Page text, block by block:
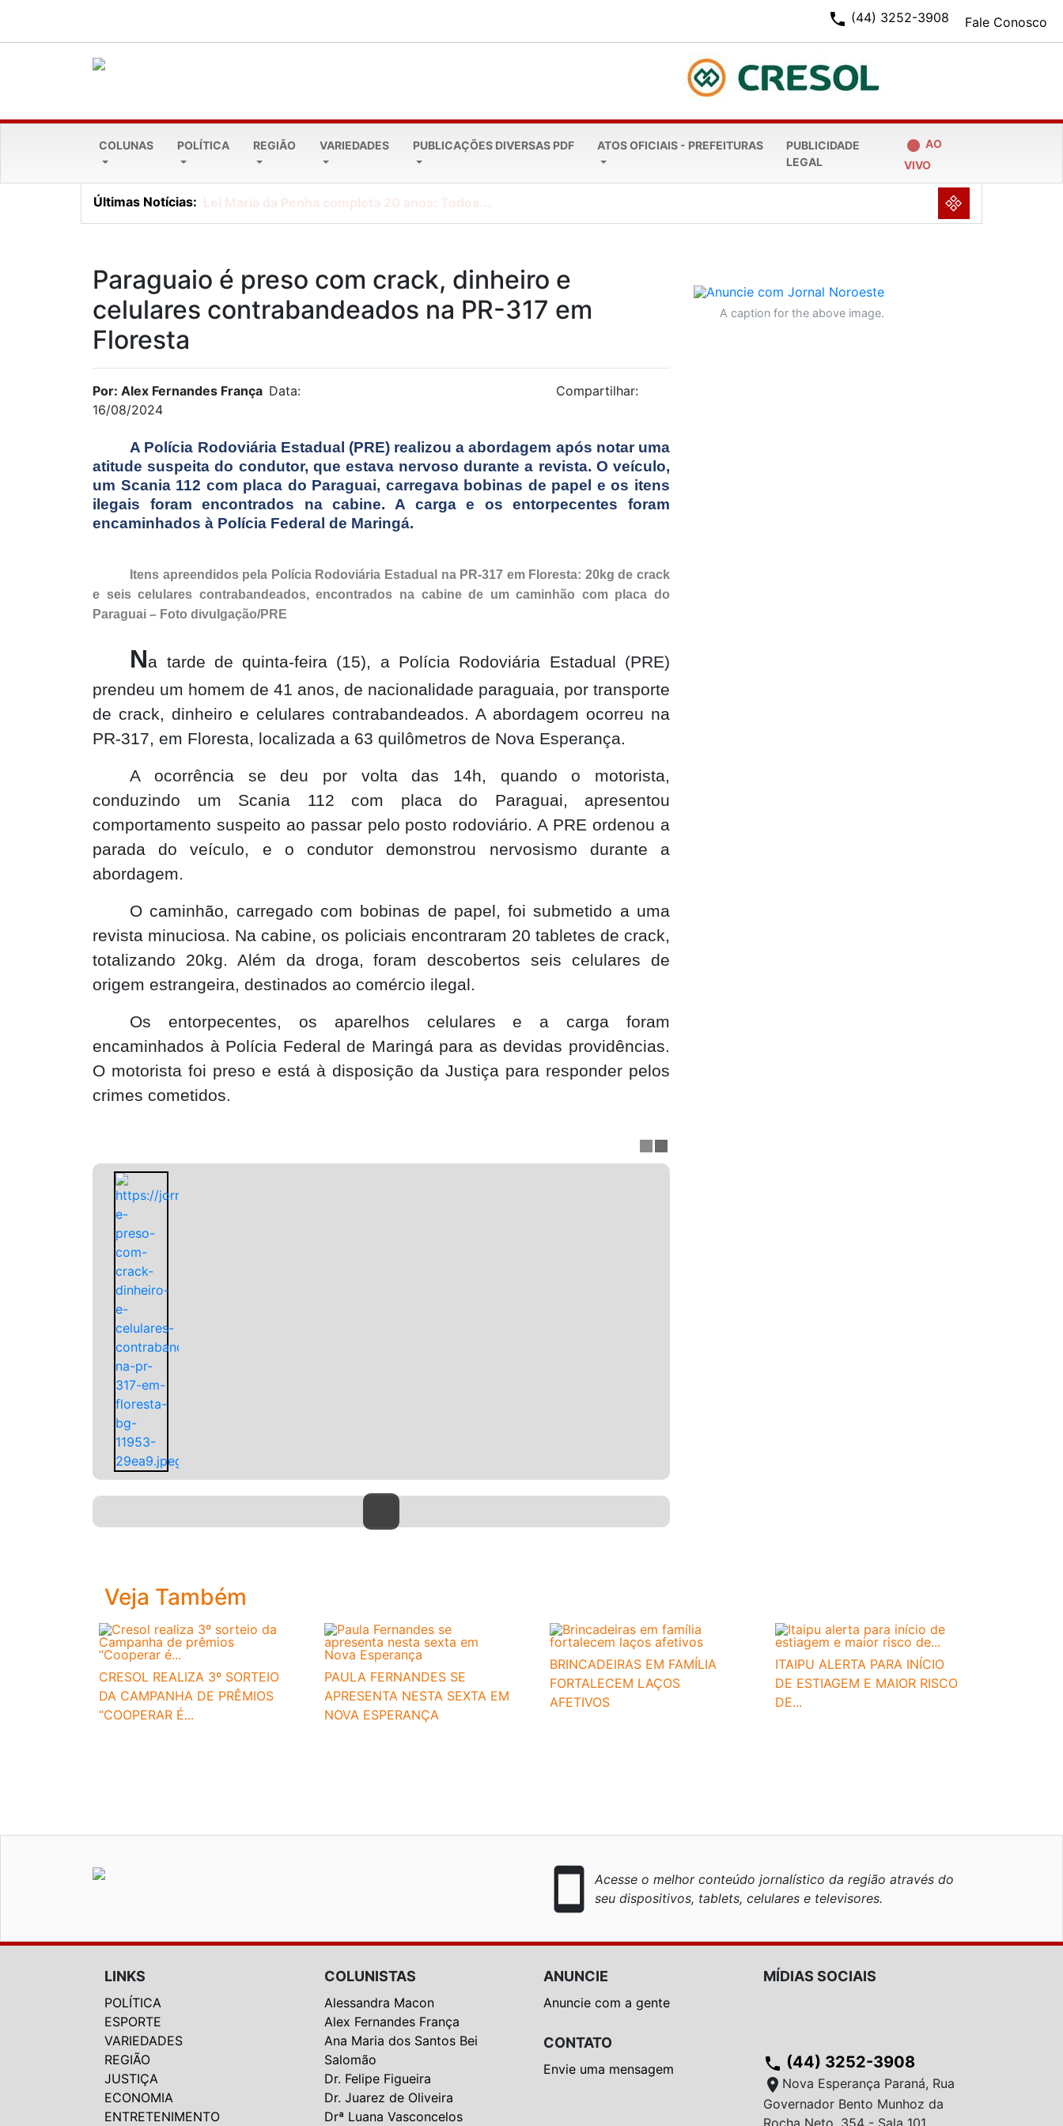
Fale Conosco
phone (44) 3252-3908
COLUNAS POLÍTICA REGIÃO VARIEDADES PUBLICAÇÕES DIVERSAS PDF ATOS OFICIAIS - PREFEITURAS
PUBLICIDADE
LEGAL
fiber_manual_record AO
VIVO
Últimas Notícias: NULL
Paraguaio é preso com crack, dinheiro e
celulares contrabandeados na PR-317 em
Floresta
Por: Alex Fernandes França Data:
16/08/2024
Compartilhar:
A Polícia Rodoviária Estadual (PRE) realizou a abordagem após notar uma
atitude suspeita do condutor, que estava nervoso durante a revista. O veículo,
um Scania 112 com placa do Paraguai, carregava bobinas de papel e os itens
ilegais foram encontrados na cabine. A carga e os entorpecentes foram
encaminhados à Polícia Federal de Maringá.
Itens apreendidos pela Polícia Rodoviária Estadual na PR-317 em Floresta: 20kg de crack
e seis celulares contrabandeados, encontrados na cabine de um caminhão com placa do
Paraguai – Foto divulgação/PRE
Na tarde de quinta-feira (15), a Polícia Rodoviária Estadual (PRE)
prendeu um homem de 41 anos, de nacionalidade paraguaia, por transporte
de crack, dinheiro e celulares contrabandeados. A abordagem ocorreu na
PR-317, em Floresta, localizada a 63 quilômetros de Nova Esperança.
A ocorrência se deu por volta das 14h, quando o motorista,
conduzindo um Scania 112 com placa do Paraguai, apresentou
comportamento suspeito ao passar pelo posto rodoviário. A PRE ordenou a
parada do veículo, e o condutor demonstrou nervosismo durante a
abordagem.
O caminhão, carregado com bobinas de papel, foi submetido a uma
revista minuciosa. Na cabine, os policiais encontraram 20 tabletes de crack,
totalizando 20kg. Além da droga, foram descobertos seis celulares de
origem estrangeira, destinados ao comércio ilegal.
Os entorpecentes, os aparelhos celulares e a carga foram
encaminhados à Polícia Federal de Maringá para as devidas providências.
O motorista foi preso e está à disposição da Justiça para responder pelos
crimes cometidos.
A caption for the above image.
Veja Também
CRESOL REALIZA 3º SORTEIO
DA CAMPANHA DE PRÊMIOS
“COOPERAR É...
PAULA FERNANDES SE
APRESENTA NESTA SEXTA EM
NOVA ESPERANÇA
BRINCADEIRAS EM FAMÍLIA
FORTALECEM LAÇOS
AFETIVOS
ITAIPU ALERTA PARA INÍCIO
DE ESTIAGEM E MAIOR RISCO
DE...
smartphone
Acesse o melhor conteúdo jornalístico da região através do
seu dispositivos, tablets, celulares e televisores.
LINKS
POLÍTICA
ESPORTE
VARIEDADES
REGIÃO
JUSTIÇA
ECONOMIA
ENTRETENIMENTO
COLUNISTAS
Alessandra Macon
Alex Fernandes França
Ana Maria dos Santos Bei
Salomão
Dr. Felipe Figueira
Dr. Juarez de Oliveira
Drª Luana Vasconcelos
ANUNCIE
Anuncie com a gente
CONTATO
Envie uma mensagem
MÍDIAS SOCIAIS
phone (44) 3252-3908
location_on Nova Esperança Paraná, Rua
Governador Bento Munhoz da
Rocha Neto, 354 - Sala 101